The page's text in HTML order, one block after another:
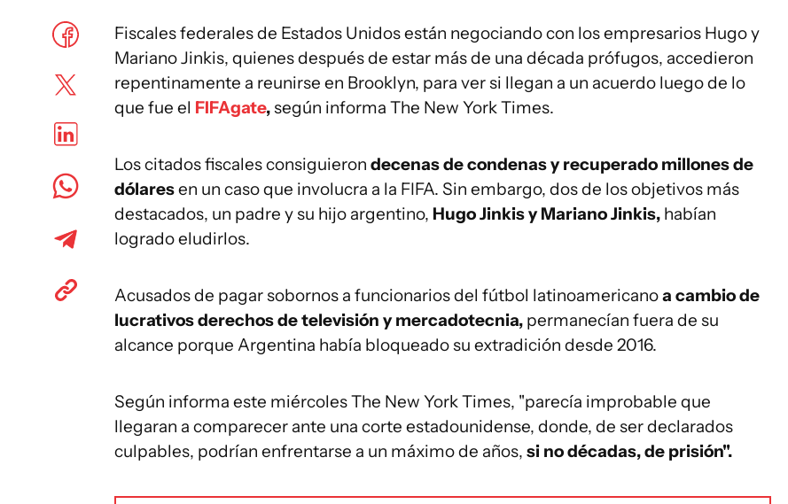
Fiscales federales de Estados Unidos están negociando con los empresarios Hugo y
Mariano Jinkis, quienes después de estar más de una década prófugos, accedieron
repentinamente a reunirse en Brooklyn, para ver si llegan a un acuerdo luego de lo
que fue el FIFAgate,según informa The New York Times.
Los citados fiscales consiguieron decenas de condenas y recuperado millones de
dólaresen un caso que involucra a la FIFA. Sin embargo, dos de los objetivos más
destacados, un padre y su hijo argentino, Hugo Jinkis y Mariano Jinkis, habían
logrado eludirlos.
Acusados de pagar sobornos a funcionarios del fútbol latinoamericanoa cambio de
lucrativos derechos de televisión y mercadotecnia, permanecían fuera de su
alcance porque Argentina había bloqueado su extradición desde 2016.
Según informa este miércoles The New York Times, "parecía improbable que
llegaran a comparecer ante una corte estadounidense, donde, de ser declarados
culpables, podrían enfrentarse a un máximo de años, si no décadas, de prisión".